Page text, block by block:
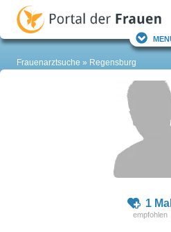
Frauenarztsuche Regensburg
1 Mal